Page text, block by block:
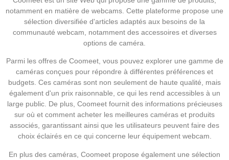
notamment en matière de webcams. Cette plateforme propose une
sélection diversifiée d'articles adaptés aux besoins de la
communauté webcam, notamment des accessoires et diverses
options de caméra.
Parmi les offres de Coomeet, vous pouvez explorer une gamme de
caméras conçues pour répondre à différentes préférences et
budgets. Ces caméras sont non seulement de haute qualité, mais
également d'un prix raisonnable, ce qui les rend accessibles à un
large public. De plus, Coomeet fournit des informations précieuses
sur où et comment acheter les meilleures caméras et produits
associés, garantissant ainsi que les utilisateurs peuvent faire des
choix éclairés en ce qui concerne leur équipement webcam.
En plus des caméras, Coomeet propose également une sélection